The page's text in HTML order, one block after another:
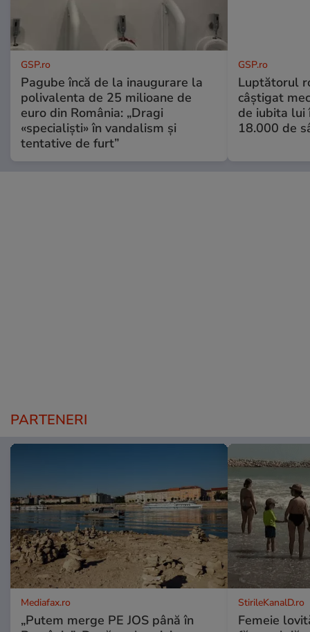
GSP.ro
Pagube încă de la inaugurare la
polivalenta de 25 milioane de
euro din România: „Dragi
«specialiști» în vandalism și
tentative de furt”
GSP.ro
Luptătorul
câștigat
de iubita lui
18.000 de
PARTENERI
Mediafax.ro
„Putem merge PE JOS până în
StirileKanalD.ro
Femeie